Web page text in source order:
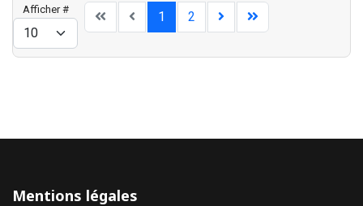
Limite de la pagination
Afficher # 1 2
Mentions légales